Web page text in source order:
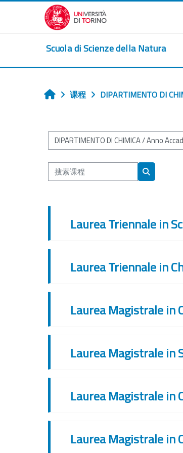
跳到主要内容
Scuola di Scienze della Natura
首页课程 DIPARTIMENTO DI
课程类别
搜索课程
搜索课程
Laurea Triennale in
Laurea Triennale in
Laurea Magistrale in
Laurea Magistrale in
Laurea Magistrale in
Laurea Magistrale in